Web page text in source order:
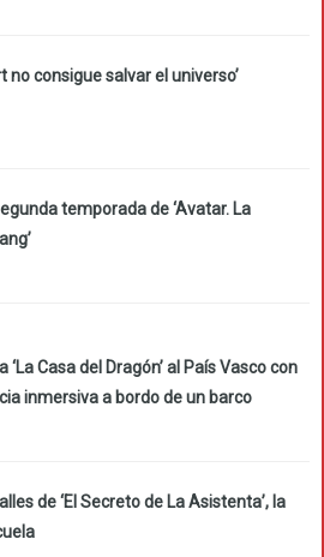
no consigue salvar el universo’
temporada de ‘Avatar. La
‘La Casa del Dragón’ al País Vasco con
inmersiva a bordo de un barco
de ‘El Secreto de La Asistenta’, la